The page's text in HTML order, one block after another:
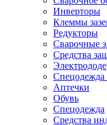
Инверторы
Клеммы
Редукторы
Сварочные
Средства
Спецодежда
Аптечки
Обувь
Спецодежда
Средства